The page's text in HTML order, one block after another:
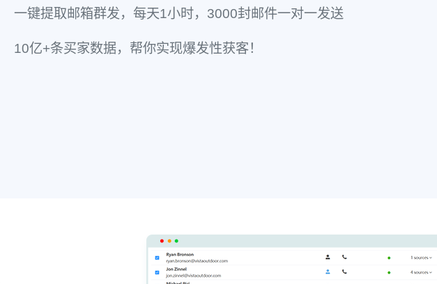
一键提取邮箱群发，每天1小时，3000封邮件一对一发送
10亿+条买家数据，帮你实现爆发性获客！